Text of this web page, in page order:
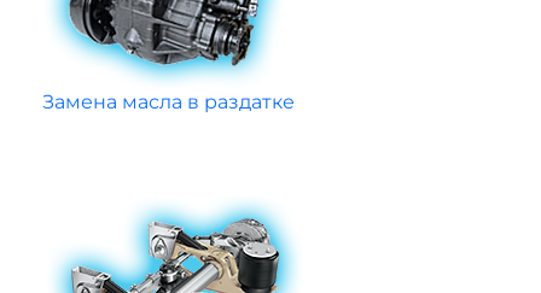
Замена масла в раздатке